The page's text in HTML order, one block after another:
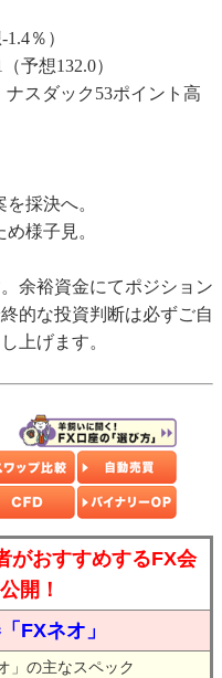
％）
予想132.0）
ナスダック53ポイント高
採決へ。
様子見。
余裕資金にてポジション
的な投資判断は必ずご自
上げます。
がおすすめするFX会
開！
FXネオ」
」の主なスペック